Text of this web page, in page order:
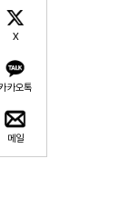
X
카오톡
메일